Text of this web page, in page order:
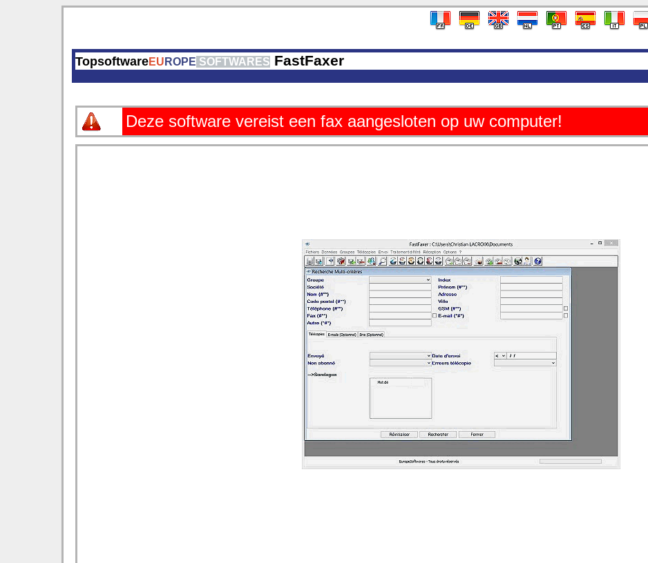
TopsoftwareEU ROPE SOFTWARES FastFaxer
Deze software vereist een fax aangesloten op uw computer!